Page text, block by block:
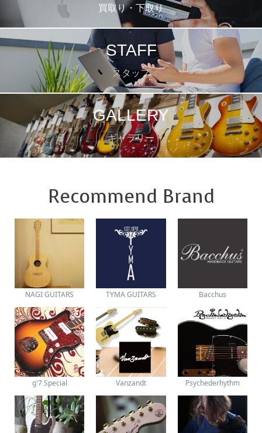
買取り・下取り
STAFF
スタッフ
GALLERY
ギャラリー
Recommend Brand
NAGI GUITARS TYMA GUITARS Bacchus
g'7 Special Vanzandt Psychederhythm